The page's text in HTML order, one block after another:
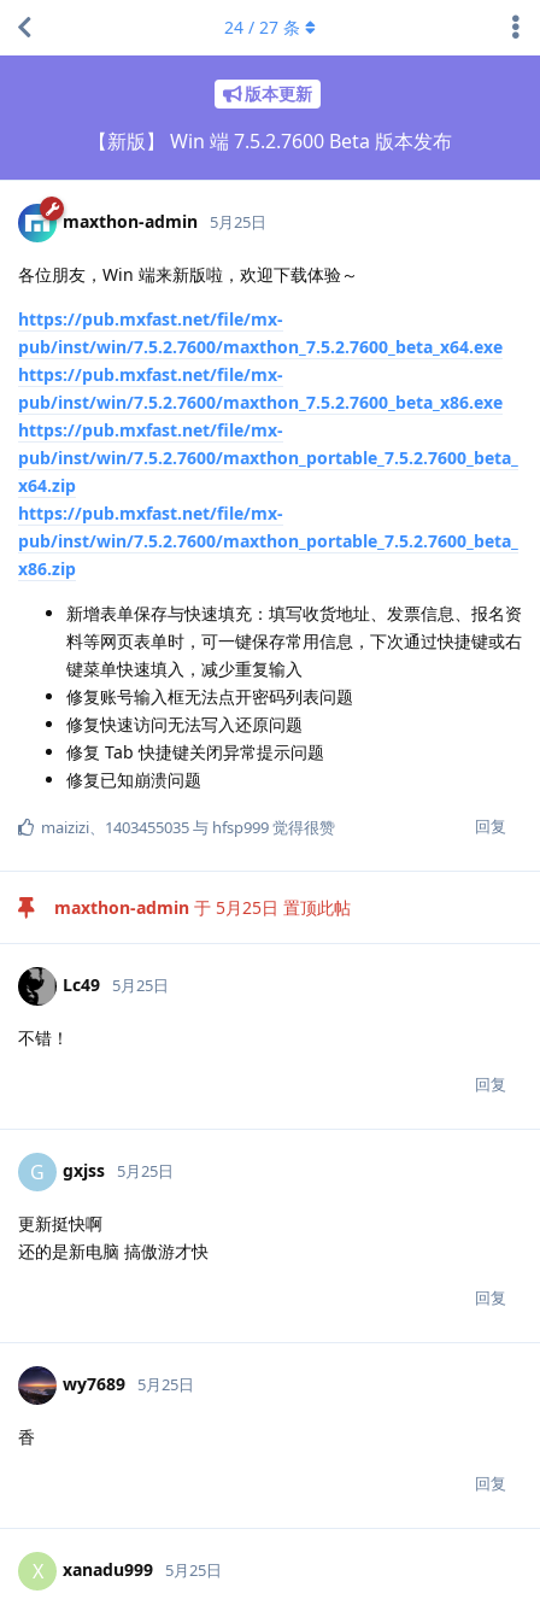
版本更新
【新版】 Win 端 7.5.2.7600 Beta 版本发布
24 / 27 条
maxthon-admin 5月25日
各位朋友，Win 端来新版啦，欢迎下载体验～
https://pub.mxfast.net/file/mx-
pub/inst/win/7.5.2.7600/maxthon_7.5.2.7600_beta_x64.exe
https://pub.mxfast.net/file/mx-
pub/inst/win/7.5.2.7600/maxthon_7.5.2.7600_beta_x86.exe
https://pub.mxfast.net/file/mx-
pub/inst/win/7.5.2.7600/maxthon_portable_7.5.2.7600_beta_
x64.zip
https://pub.mxfast.net/file/mx-
pub/inst/win/7.5.2.7600/maxthon_portable_7.5.2.7600_beta_
x86.zip
新增表单保存与快速填充：填写收货地址、发票信息、报名资
料等网页表单时，可一键保存常用信息，下次通过快捷键或右
键菜单快速填入，减少重复输入
修复账号输入框无法点开密码列表问题
修复快速访问无法写入还原问题
修复 Tab 快捷键关闭异常提示问题
修复已知崩溃问题
回复
maizizi、 1403455035与 hfsp999觉得很赞
maxthon-admin 于 5月25日 置顶此帖
Lc49 5月25日
不错！
回复
G gxjss 5月25日
更新挺快啊
还的是新电脑 搞傲游才快
回复
wy7689 5月25日
香
回复
X xanadu999 5月25日